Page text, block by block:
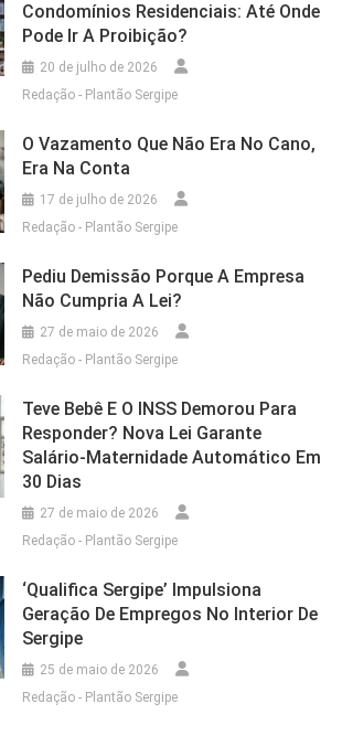
Condomínios Residenciais: Até Onde
Pode Ir A Proibição?
20 de julho de 2026
Redação - Plantão Sergipe
O Vazamento Que Não Era No Cano,
Era Na Conta
17 de julho de 2026
Redação - Plantão Sergipe
Pediu Demissão Porque A Empresa
Não Cumpria A Lei?
27 de maio de 2026
Redação - Plantão Sergipe
Teve Bebê E O INSS Demorou Para
Responder? Nova Lei Garante
Salário-Maternidade Automático Em
30 Dias
27 de maio de 2026
Redação - Plantão Sergipe
‘Qualifica Sergipe’ Impulsiona
Geração De Empregos No Interior De
Sergipe
25 de maio de 2026
Redação - Plantão Sergipe